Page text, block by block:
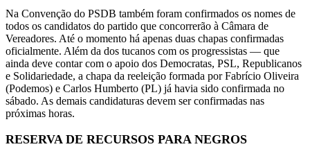
Na Convenção do PSDB também foram confirmados os nomes de
todos os candidatos do partido que concorrerão à Câmara de
Vereadores. Até o momento há apenas duas chapas confirmadas
oficialmente. Além da dos tucanos com os progressistas — que
ainda deve contar com o apoio dos Democratas, PSL, Republicanos
e Solidariedade, a chapa da reeleição formada por Fabrício Oliveira
(Podemos) e Carlos Humberto (PL) já havia sido confirmada no
sábado. As demais candidaturas devem ser confirmadas nas
próximas horas.
RESERVA DE RECURSOS PARA NEGROS